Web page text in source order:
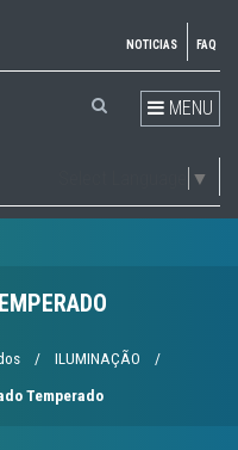
NOTICIAS FAQ
MENU
▼
/ ILUMINAÇÃO /
Temperado